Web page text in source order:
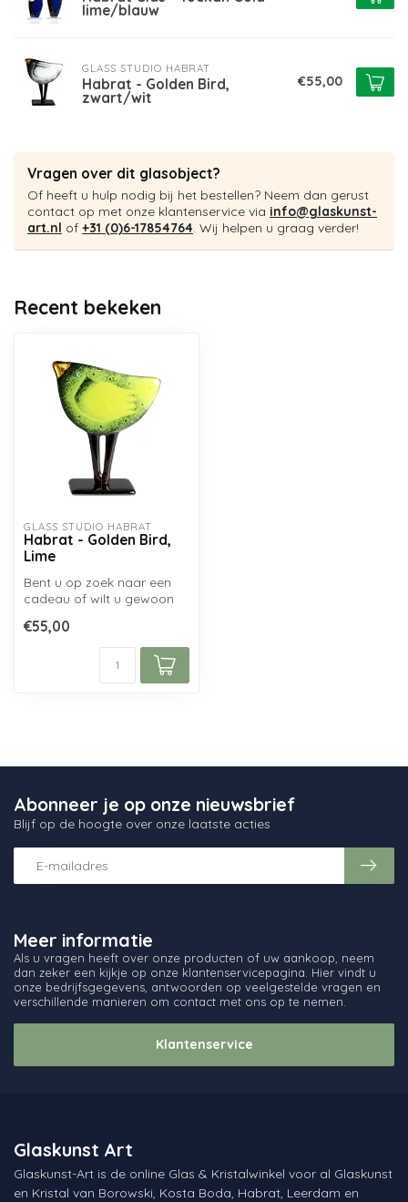
lime/blauw
GLASS STUDIO HABRAT
Habrat - Golden Bird,
zwart/wit
€55,00
Vragen over dit glasobject?
Of heeft u hulp nodig bij het bestellen? Neem dan gerust
contact op met onze klantenservice via info@glaskunst-
art.nl of +31 (0)6-17854764. Wij helpen u graag verder!
Recent bekeken
GLASS STUDIO HABRAT
Habrat - Golden Bird,
Lime
Bent u op zoek naar een
cadeau of wilt u gewoon
voor uz...
€55,00
Meer informatie
Als u vragen heeft over onze producten of uw aankoop, neem
dan zeker een kijkje op onze klantenservicepagina. Hier vindt u
onze bedrijfsgegevens, antwoorden op veelgestelde vragen en
verschillende manieren om contact met ons op te nemen.
Klantenservice
Abonneer je op onze nieuwsbrief
Blijf op de hoogte over onze laatste acties
Glaskunst Art
Glaskunst-Art is de online Glas & Kristalwinkel voor al Glaskunst
en Kristal van Borowski, Kosta Boda, Habrat, Leerdam en